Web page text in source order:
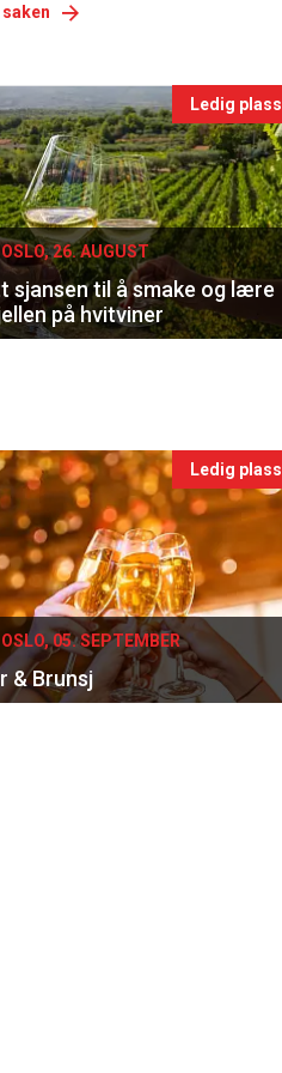
saken
Ledig plass
26. AUGUST
sjansen til å smake og lære
på hvitviner
Ledig plass
OSLO, 05. SEPTEMBER
& Brunsj